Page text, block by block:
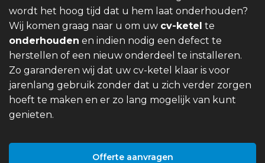
wordt het hoog tijd dat u hem laat onderhouden?
Wij komen graag naar u om uw cv-ketel te
onderhouden en indien nodig een defect te
herstellen of een nieuw onderdeel te installeren.
Zo garanderen wij dat uw cv-ketel klaar is voor
jarenlang gebruik zonder dat u zich verder zorgen
hoeft te maken en er zo lang mogelijk van kunt
genieten.
Offerte aanvragen